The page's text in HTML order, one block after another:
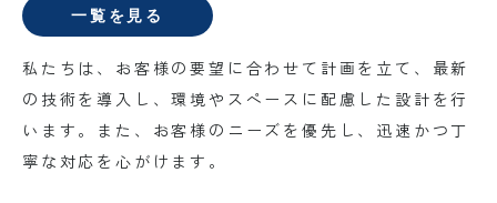
一覧を見る
私たちは、お客様の要望に合わせて計画を立て、最新
の技術を導入し、環境やスペースに配慮した設計を行
います。また、お客様のニーズを優先し、迅速かつ丁
寧な対応を心がけます。